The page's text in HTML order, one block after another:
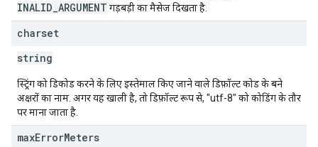
INALID_ARGUMENT गड़बड़ी का मैसेज दिखता है.
charset
string
स्ट्रिंग को डिकोड करने के लिए इस्तेमाल किए जाने वाले डिफ़ॉल्ट कोड के बने
अक्षरों का नाम. अगर यह खाली है, तो डिफ़ॉल्ट रूप से, "utf-8" को कोडिंग के तौर
पर माना जाता है.
maxErrorMeters